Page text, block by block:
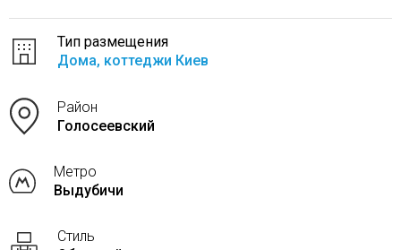
Тип размещения
Дома, коттеджи Киев
Район
Голосеевский
Метро
Выдубичи
Стиль